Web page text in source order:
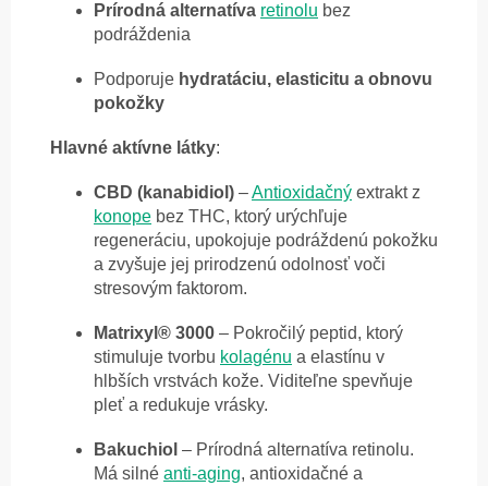
Prírodná alternatíva retinolu bez
podráždenia
Podporuje hydratáciu, elasticitu a obnovu
pokožky
Hlavné aktívne látky:
CBD (kanabidiol) –Antioxidačný extrakt z
konope bez THC, ktorý urýchľuje
regeneráciu, upokojuje podráždenú pokožku
a zvyšuje jej prirodzenú odolnosť voči
stresovým faktorom.
Matrixyl® 3000 – Pokročilý peptid, ktorý
stimuluje tvorbu kolagénu a elastínu v
hlbších vrstvách kože. Viditeľne spevňuje
pleť a redukuje vrásky.
Bakuchiol – Prírodná alternatíva retinolu.
Má silné anti-aging, antioxidačné a